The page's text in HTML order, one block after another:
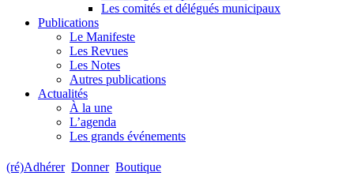
Les comités et délégués municipaux
Publications
Le Manifeste
Les Revues
Les Notes
Autres publications
Actualités
À la une
L’agenda
Les grands événements
(ré)Adhérer Donner Boutique